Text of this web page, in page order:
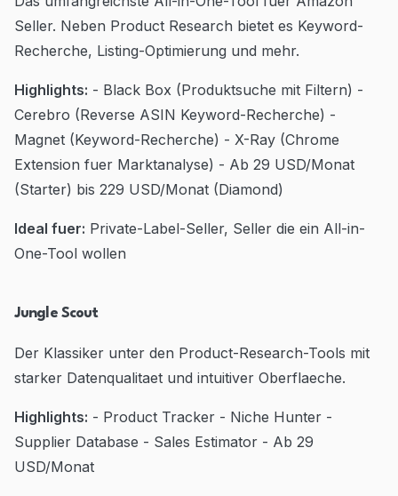
Seller. Neben Product Research bietet es Keyword-
Recherche, Listing-Optimierung und mehr.
Highlights: - Black Box (Produktsuche mit Filtern) -
Cerebro (Reverse ASIN Keyword-Recherche) -
Magnet (Keyword-Recherche) - X-Ray (Chrome
Extension fuer Marktanalyse) - Ab 29 USD/Monat
(Starter) bis 229 USD/Monat (Diamond)
Ideal fuer: Private-Label-Seller, Seller die ein All-in-
One-Tool wollen
Jungle Scout
Der Klassiker unter den Product-Research-Tools mit
starker Datenqualitaet und intuitiver Oberflaeche.
Highlights: - Product Tracker - Niche Hunter -
Supplier Database - Sales Estimator - Ab 29
USD/Monat